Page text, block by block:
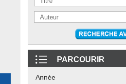
PARCOURIR
Année